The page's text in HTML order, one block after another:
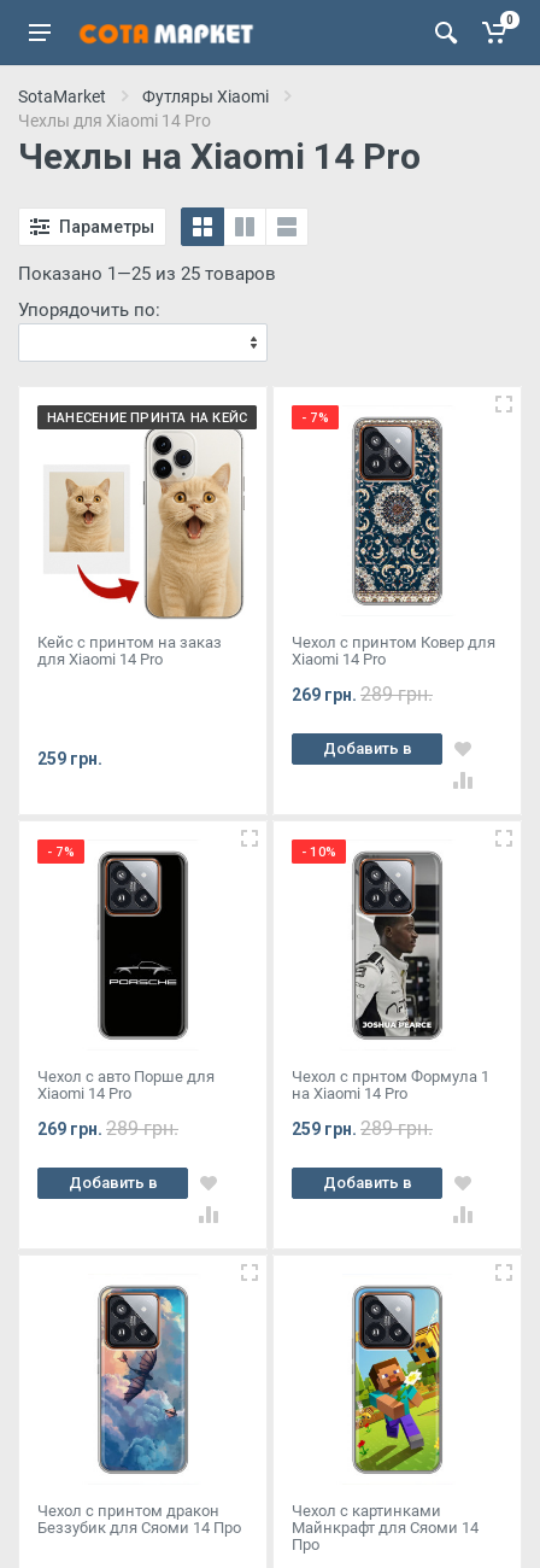
0
SotaMarket
Футляры Xiaomi
Чехлы для Xiaomi 14 Pro
Чехлы на Xiaomi 14 Pro
Параметры
Показано 1—25 из 25 товаров
Упорядочить по:
НАНЕСЕНИЕ ПРИНТА НА КЕЙС
Кейс с принтом на заказ
для Xiaomi 14 Pro
259 грн.
- 7%
Чехол с принтом Ковер для
Xiaomi 14 Pro
269 грн. 289 грн.
Добавить в
корзину
- 7%
Чехол с авто Порше для
Xiaomi 14 Pro
269 грн. 289 грн.
Добавить в
корзину
- 10%
Чехол с прнтом Формула 1
на Xiaomi 14 Pro
259 грн. 289 грн.
Добавить в
корзину
Чехол с принтом дракон
Беззубик для Сяоми 14 Про
Чехол с картинками
Майнкрафт для Сяоми 14
Про